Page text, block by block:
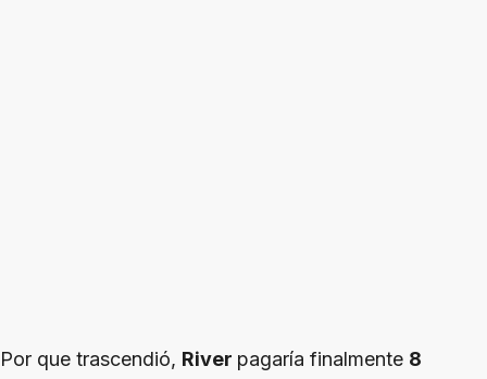
Por que trascendió, River pagaría finalmente 8